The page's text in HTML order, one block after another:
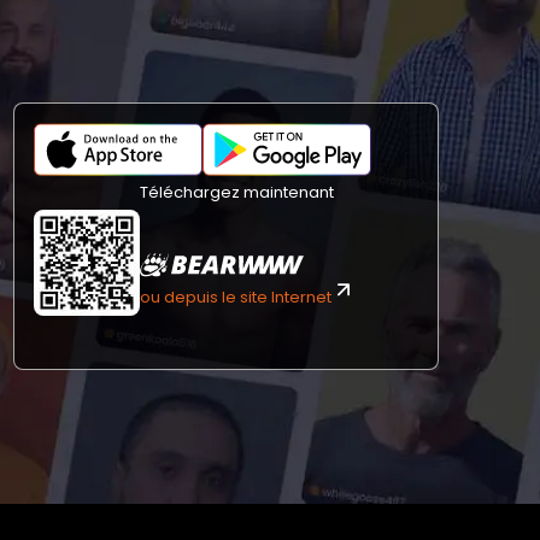
Téléchargez maintenant
ou depuis le site Internet